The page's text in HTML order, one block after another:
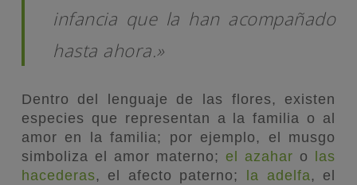
infancia que la han acompañado
hasta ahora.»
Dentro del lenguaje de las flores, existen
especies que representan a la familia o al
amor en la familia; por ejemplo, el musgo
simboliza el amor materno; el azahar o
las
hacederas, el afecto paterno; la adelfa, el